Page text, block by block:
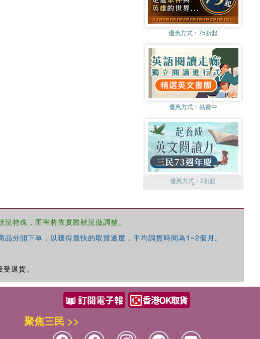
優惠方式： 75折起
優惠方式： 熱賣中
優惠方式：2折起
特殊，匯率將依實際狀況做調整。
分開下單，以獲得最快的取貨速度，平均調貨時間為1~2個月。
退貨。
聚焦三民 >>